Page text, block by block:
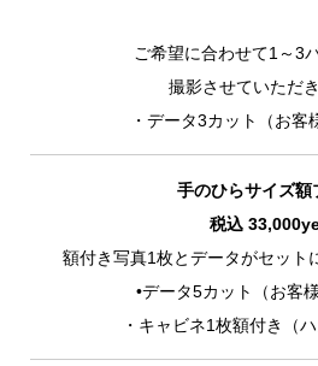
ご希望に合わせて1～3
撮影させていただき
・データ3カット（お客
手のひらサイズ額
税込
額付き写真1枚とデータがセット
•データ5カット（お客
・キャビネ1枚額付き（ハ